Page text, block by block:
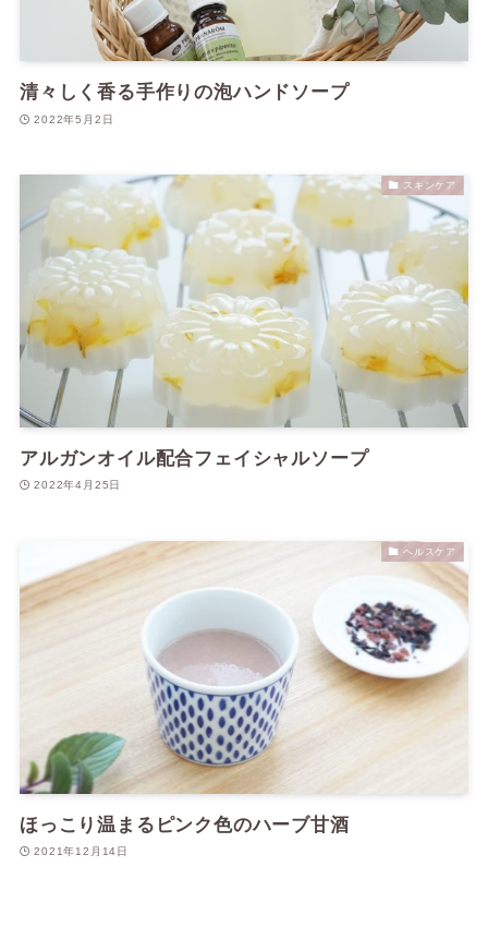
清々しく香る手作りの泡ハンドソープ
2022年5月2日
スキンケア
アルガンオイル配合フェイシャルソープ
2022年4月25日
ヘルスケア
ほっこり温まるピンク色のハーブ甘酒
2021年12月14日